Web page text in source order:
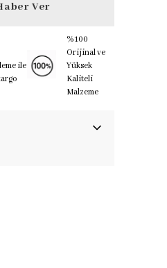
Ver
ile
%100
Orijinal ve
Yüksek
Kaliteli
Malzeme